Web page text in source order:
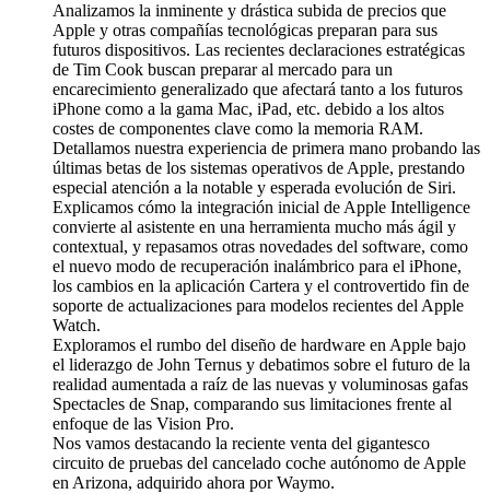
Analizamos la inminente y drástica subida de precios que
Apple y otras compañías tecnológicas preparan para sus
futuros dispositivos. Las recientes declaraciones estratégicas
de Tim Cook buscan preparar al mercado para un
encarecimiento generalizado que afectará tanto a los futuros
iPhone como a la gama Mac, iPad, etc. debido a los altos
costes de componentes clave como la memoria RAM.
Detallamos nuestra experiencia de primera mano probando las
últimas betas de los sistemas operativos de Apple, prestando
especial atención a la notable y esperada evolución de Siri.
Explicamos cómo la integración inicial de Apple Intelligence
convierte al asistente en una herramienta mucho más ágil y
contextual, y repasamos otras novedades del software, como
el nuevo modo de recuperación inalámbrico para el iPhone,
los cambios en la aplicación Cartera y el controvertido fin de
soporte de actualizaciones para modelos recientes del Apple
Watch.
Exploramos el rumbo del diseño de hardware en Apple bajo
el liderazgo de John Ternus y debatimos sobre el futuro de la
realidad aumentada a raíz de las nuevas y voluminosas gafas
Spectacles de Snap, comparando sus limitaciones frente al
enfoque de las Vision Pro.
Nos vamos destacando la reciente venta del gigantesco
circuito de pruebas del cancelado coche autónomo de Apple
en Arizona, adquirido ahora por Waymo.